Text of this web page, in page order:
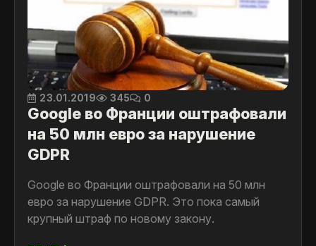
23.01.2019 345 0
Google во Франции оштрафовали
на 50 млн евро за нарушение
GDPR
Google во Франции оштрафовали на 50 млн
евро за нарушение GDPR. Это пока самый
крупный штраф по новому закону.